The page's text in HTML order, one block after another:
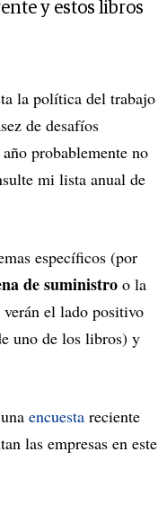
y estos libros
la política del trabajo
de desafíos
probablemente no
mi lista anual de
específicos (por
de suministro o la
verán el lado positivo
uno de los libros) y
encuesta reciente
las empresas en este